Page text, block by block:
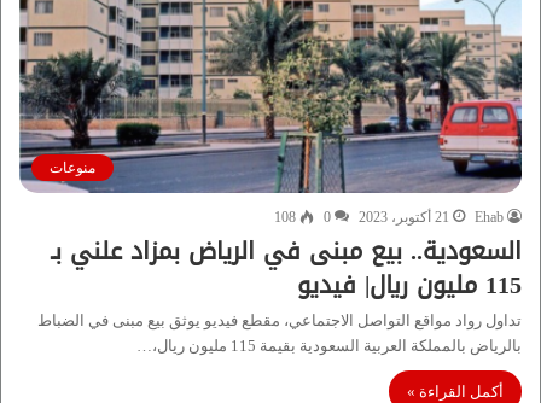
منوعات
Ehab 21 أكتوبر، 2023 0
108
السعودية.. بيع مبنى في الرياض بمزاد علني بـ
115 مليون ريال| فيديو
تداول رواد مواقع التواصل الاجتماعي، مقطع فيديو يوثق بيع مبنى في الضباط
بالرياض بالمملكة العربية السعودية بقيمة 115 مليون ريال،…
أكمل القراءة »